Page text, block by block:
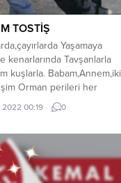
TOSTİŞ
Yaşamaya
kenarlarında Tavşanlarla
kuşlarla. Babam,Annem,iki
Orman perileri her
türküleri söyler Rüzgar
Mutluluk esintisi üfler.
Gorünmediler. Önce
Sonra kuşlar Sonra da tüm
seslendi...
00:19 0